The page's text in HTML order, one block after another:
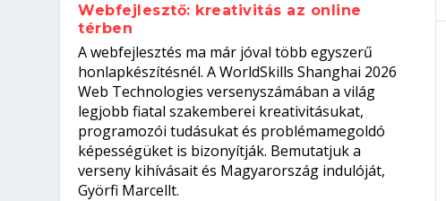
Hogyan készíts ATS-barát
állásinterjúra...
Írta: Oláh Erika |2026. augusztus. 5.| Munka
Kitalálod, mire használják ezeket a
Írta: Tóth Mónika |2026. augusztus. 4.| Kvíz
Nem sikerült az egyetemi felvételi?
Írta: Oláh Erika |2026. augusztus. 4.| Iskolák
Szoftverfejlesztő: verseny kódban –
el a világversenyt...
Írta: Szakmát Szerzek | 2026. augusztus. 3.| Mi leszek?
Webfejlesztő: kreativitás az online
térben
A webfejlesztés ma már jóval több egyszerű
honlapkészítésnél. A WorldSkills Shanghai 2026
Web Technologies versenyszámában a világ
legjobb fiatal szakemberei kreativitásukat,
programozói tudásukat és problémamegoldó
képességüket is bizonyítják. Bemutatjuk a
verseny kihívásait és Magyarország indulóját,
Györfi Marcellt.